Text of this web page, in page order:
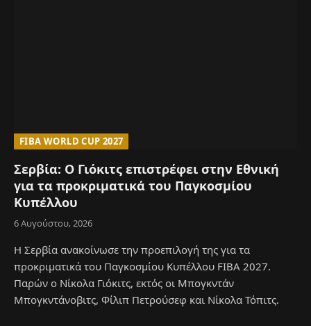
FIBA WORLD CUP 2027
Σερβία: Ο Γιόκιτς επιστρέφει στην Εθνική
για τα προκριματικά του Παγκοσμίου
Κυπέλλου
6 Αυγούστου, 2026
Η Σερβία ανακοίνωσε την προεπιλογή της για τα
προκριματικά του Παγκοσμίου Κυπέλλου FIBA 2027.
Παρών ο Νίκολα Γιόκιτς, εκτός οι Μπογκντάν
Μπογκντάνοβιτς, Φίλιπ Πετρούσεφ και Νίκολα Τόπιτς.